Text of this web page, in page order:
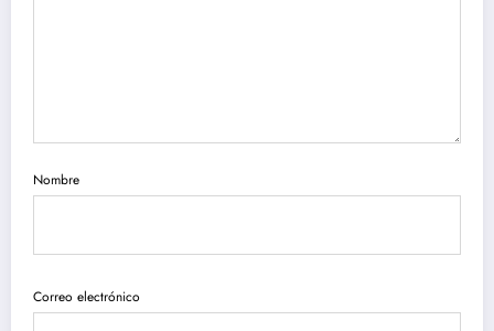
Nombre
Correo electrónico